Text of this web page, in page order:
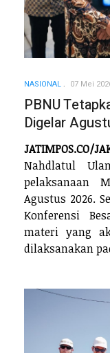
NASIONAL 07 Mei
PBNU
Digelar
Nahdlatul
pelaksanaan
Agustus 2026.
Konferensi
materi yang
dilaksanakan